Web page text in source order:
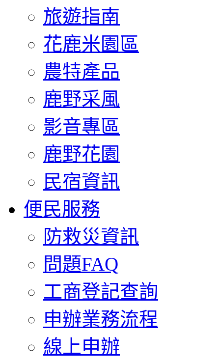
旅遊指南
花鹿米園區
農特產品
鹿野采風
影音專區
鹿野花園
民宿資訊
便民服務
防救災資訊
問題FAQ
工商登記查詢
申辦業務流程
線上申辦